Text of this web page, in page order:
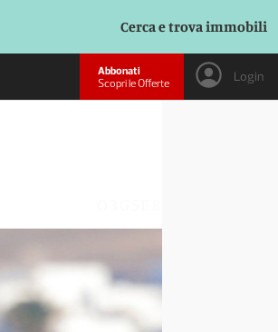
Cerca e trova immobili
Abbonati
Scopri le Offerte
Login